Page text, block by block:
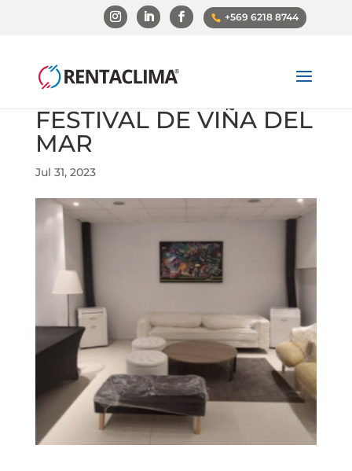
+569 6218 8744
FESTIVAL DE VIÑA DEL
MAR
Jul 31, 2023